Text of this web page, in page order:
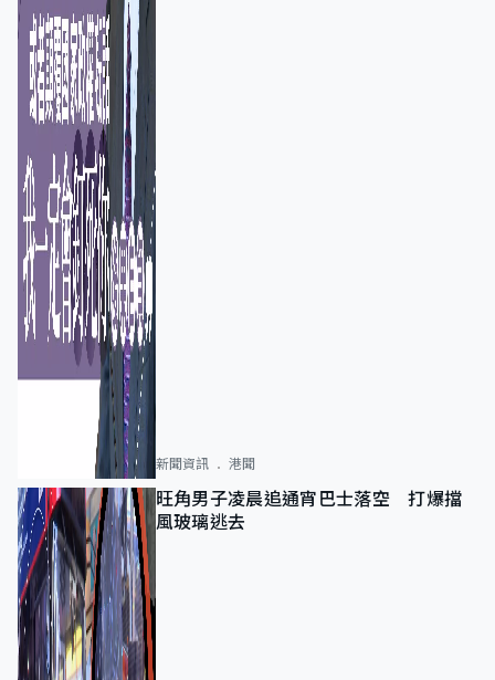
新聞資訊 港聞
旺角男子凌晨追通宵巴士落空 打爆擋
風玻璃逃去